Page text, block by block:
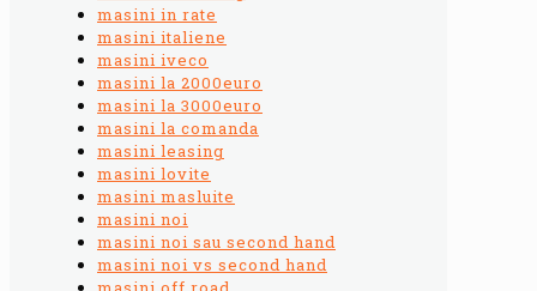
masini in rate
masini italiene
masini iveco
masini la 2000euro
masini la 3000euro
masini la comanda
masini leasing
masini lovite
masini masluite
masini noi
masini noi sau second hand
masini noi vs second hand